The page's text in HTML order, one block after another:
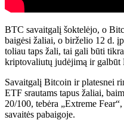
BTC savaitgalį šoktelėjo, o
baigėsi žaliai, o birželio 12 d.
toliau taps žali, tai gali būti
kriptovaliutų judėjimą ir
Savaitgalį Bitcoin ir platesnei
ETF srautams tapus žaliai,
20/100, tebėra „Extreme
savaitės pabaigoje.